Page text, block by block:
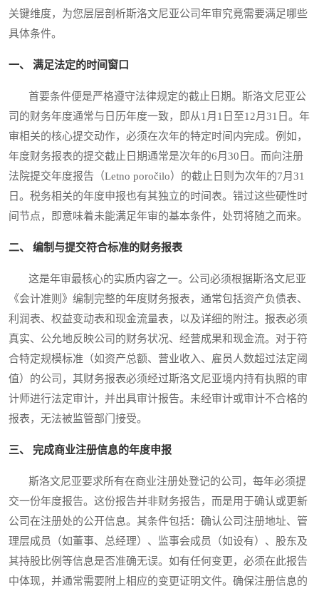
关键维度，为您层层剖析斯洛文尼亚公司年审究竟需要满足哪些
具体条件。
一、 满足法定的时间窗口
首要条件便是严格遵守法律规定的截止日期。斯洛文尼亚公
司的财务年度通常与日历年度一致，即从1月1日至12月31日。年
审相关的核心提交动作，必须在次年的特定时间内完成。例如，
年度财务报表的提交截止日期通常是次年的6月30日。而向注册
法院提交年度报告（Letno poročilo）的截止日则为次年的7月31
日。税务相关的年度申报也有其独立的时间表。错过这些硬性时
间节点，即意味着未能满足年审的基本条件，处罚将随之而来。
二、 编制与提交符合标准的财务报表
这是年审最核心的实质内容之一。公司必须根据斯洛文尼亚
《会计准则》编制完整的年度财务报表，通常包括资产负债表、
利润表、权益变动表和现金流量表，以及详细的附注。报表必须
真实、公允地反映公司的财务状况、经营成果和现金流。对于符
合特定规模标准（如资产总额、营业收入、雇员人数超过法定阈
值）的公司，其财务报表必须经过斯洛文尼亚境内持有执照的审
计师进行法定审计，并出具审计报告。未经审计或审计不合格的
报表，无法被监管部门接受。
三、 完成商业注册信息的年度申报
斯洛文尼亚要求所有在商业注册处登记的公司，每年必须提
交一份年度报告。这份报告并非财务报告，而是用于确认或更新
公司在注册处的公开信息。其条件包括：确认公司注册地址、管
理层成员（如董事、总经理）、监事会成员（如设有）、股东及
其持股比例等信息是否准确无误。如有任何变更，必须在此报告
中体现，并通常需要附上相应的变更证明文件。确保注册信息的